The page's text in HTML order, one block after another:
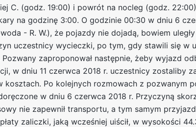
C. (godz. 19:00) i powrót na nocleg (godz.
na godzinę 3:00. O godzinie 00:30 w dniu 6
- R. W.), że pojazdy nie dojadą, bowiem
uczestnicy wycieczki, po tym, gdy stawili się w
zaproponował następnie, żeby wyjazd
w dniu 11 czerwca 2018 r. uczestnicy zostaliby
Po kolejnych rozmowach z pozwanym
w dniu 6 czerwca 2018 r. Przyczyną
nie zapewnił transportu, a tym samym
zaliczki, jaką wcześniej uiścił, w wysokości